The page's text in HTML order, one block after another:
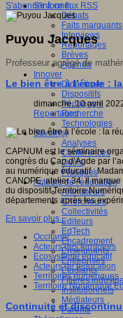
S'informer
Débats
Faits marquants
Interviews
Reportages
Brèves
Agenda
Innover
Didactique
Dispositifs
Pédagogie
Recherche
Technologies
Savoir(s)
Analyses
Conférences
Outils
Pratiques
Acteurs de l'éducation
Animateurs
Chercheurs
Collectivités
Editeurs
EdTech
Encadrement
Enseignants
Entreprises
Etudiants
Filières
Institutionnels
Médiateurs
Parents
S'abonner à ce flux RSS
Puyou Jacques
Professeur agrégé de
Le bien être à l’école :
dimanche, 10 avril
Reportages
CAPNUM est le séminaire
congrès du Cap d’Agde par
au numérique éducatif :
CANOPE, atelier 34. Il
du dispositif Territoire
départements après les
En savoir plus...
Occitanie
Acteurs des territoires
Ecosystème éducatif
Acteurs de leducation
Territoires numériques
Territoire Numérique
Continuité et